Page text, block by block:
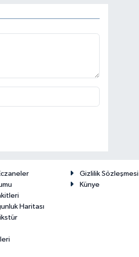
Haritası
Gizlilik Sözleşmesi
Künye